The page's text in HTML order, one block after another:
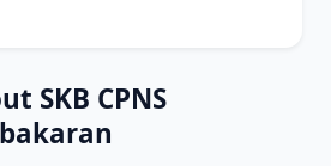
SKB CPNS